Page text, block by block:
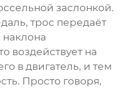
заслонкой.
трос передаёт
наклона
воздействует на
в двигатель, и тем
Просто говоря,